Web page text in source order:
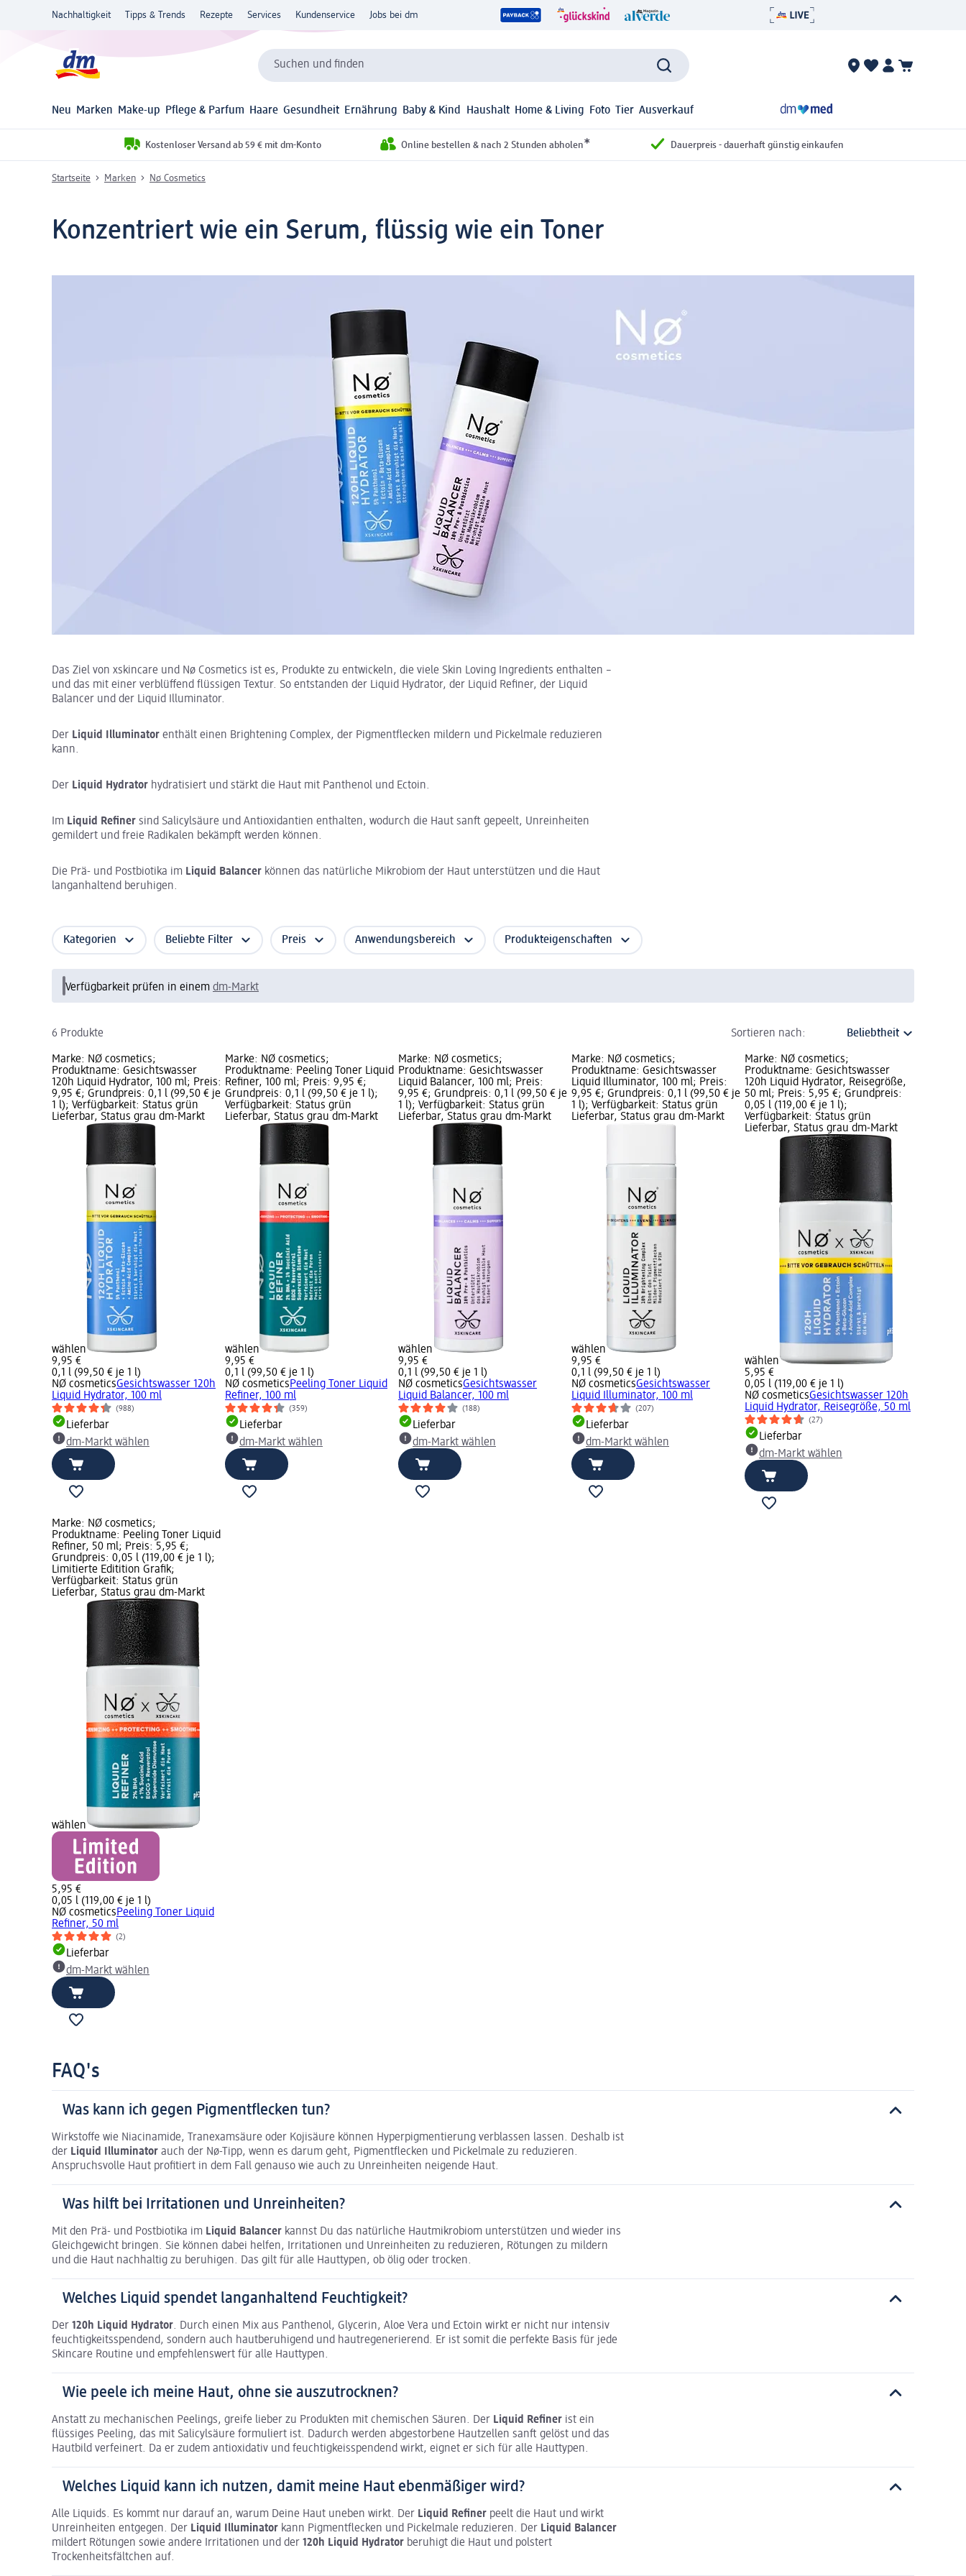
Nachhaltigkeit Tipps & Trends Rezepte Services Kundenservice Jobs bei dm
Suchen und finden
Neu Marken Make-up Pflege & Parfum Haare Gesundheit Ernährung Baby & Kind Haushalt Home & Living Foto Tier Ausverkauf
Kostenloser Versand ab 59 € mit dm-Konto Online bestellen & nach 2 Stunden abholen* Dauerpreis - dauerhaft günstig einkaufen
Startseite Marken Nø Cosmetics
Konzentriert wie ein Serum, flüssig wie ein Toner
Das Ziel von xskincare und Nø Cosmetics ist es, Produkte zu entwickeln, die viele Skin Loving Ingredients enthalten –
und das mit einer verblüffend flüssigen Textur. So entstanden der Liquid Hydrator, der Liquid Refiner, der Liquid
Balancer und der Liquid Illuminator.
Der Liquid Illuminator enthält einen Brightening Complex, der Pigmentflecken mildern und Pickelmale reduzieren
kann.
Der Liquid Hydrator hydratisiert und stärkt die Haut mit Panthenol und Ectoin.
Im Liquid Refiner sind Salicylsäure und Antioxidantien enthalten, wodurch die Haut sanft gepeelt, Unreinheiten
gemildert und freie Radikalen bekämpft werden können.
Die Prä- und Postbiotika im Liquid Balancer können das natürliche Mikrobiom der Haut unterstützen und die Haut
langanhaltend beruhigen.
Kategorien Beliebte Filter Preis Anwendungsbereich Produkteigenschaften
Verfügbarkeit prüfen in einem dm-Markt
6 Produkte Sortieren nach:
Marke: NØ cosmetics;
Produktname: Gesichtswasser
120h Liquid Hydrator, 100 ml; Preis:
9,95 €; Grundpreis: 0,1 l (99,50 € je
1 l); Verfügbarkeit: Status grün
Lieferbar, Status grau dm-Markt
wählen
9,95 €
0,1 l (99,50 € je 1 l)
NØ cosmeticsGesichtswasser 120h
Liquid Hydrator, 100 ml
(988)
Lieferbar
dm-Markt wählen
Marke: NØ cosmetics;
Produktname: Peeling Toner Liquid
Refiner, 100 ml; Preis: 9,95 €;
Grundpreis: 0,1 l (99,50 € je 1 l);
Verfügbarkeit: Status grün
Lieferbar, Status grau dm-Markt
wählen
9,95 €
0,1 l (99,50 € je 1 l)
NØ cosmeticsPeeling Toner Liquid
Refiner, 100 ml
(359)
Lieferbar
dm-Markt wählen
Marke: NØ cosmetics;
Produktname: Gesichtswasser
Liquid Balancer, 100 ml; Preis:
9,95 €; Grundpreis: 0,1 l (99,50 € je
1 l); Verfügbarkeit: Status grün
Lieferbar, Status grau dm-Markt
wählen
9,95 €
0,1 l (99,50 € je 1 l)
NØ cosmeticsGesichtswasser
Liquid Balancer, 100 ml
(188)
Lieferbar
dm-Markt wählen
Marke: NØ cosmetics;
Produktname: Gesichtswasser
Liquid Illuminator, 100 ml; Preis:
9,95 €; Grundpreis: 0,1 l (99,50 € je
1 l); Verfügbarkeit: Status grün
Lieferbar, Status grau dm-Markt
wählen
9,95 €
0,1 l (99,50 € je 1 l)
NØ cosmeticsGesichtswasser
Liquid Illuminator, 100 ml
(207)
Lieferbar
dm-Markt wählen
Marke: NØ cosmetics;
Produktname: Gesichtswasser
120h Liquid Hydrator, Reisegröße,
50 ml; Preis: 5,95 €; Grundpreis:
0,05 l (119,00 € je 1 l);
Verfügbarkeit: Status grün
Lieferbar, Status grau dm-Markt
wählen
5,95 €
0,05 l (119,00 € je 1 l)
NØ cosmeticsGesichtswasser 120h
Liquid Hydrator, Reisegröße, 50 ml
(27)
Lieferbar
dm-Markt wählen
Marke: NØ cosmetics;
Produktname: Peeling Toner Liquid
Refiner, 50 ml; Preis: 5,95 €;
Grundpreis: 0,05 l (119,00 € je 1 l);
Limitierte Editition Grafik;
Verfügbarkeit: Status grün
Lieferbar, Status grau dm-Markt
wählen
5,95 €
0,05 l (119,00 € je 1 l)
NØ cosmeticsPeeling Toner Liquid
Refiner, 50 ml
(2)
Lieferbar
dm-Markt wählen
FAQ's
Was kann ich gegen Pigmentflecken tun?
Wirkstoffe wie Niacinamide, Tranexamsäure oder Kojisäure können Hyperpigmentierung verblassen lassen. Deshalb ist
der Liquid Illuminator auch der Nø-Tipp, wenn es darum geht, Pigmentflecken und Pickelmale zu reduzieren.
Anspruchsvolle Haut profitiert in dem Fall genauso wie auch zu Unreinheiten neigende Haut.
Was hilft bei Irritationen und Unreinheiten?
Mit den Prä- und Postbiotika im Liquid Balancer kannst Du das natürliche Hautmikrobiom unterstützen und wieder ins
Gleichgewicht bringen. Sie können dabei helfen, Irritationen und Unreinheiten zu reduzieren, Rötungen zu mildern
und die Haut nachhaltig zu beruhigen. Das gilt für alle Hauttypen, ob ölig oder trocken.
Welches Liquid spendet langanhaltend Feuchtigkeit?
Der 120h Liquid Hydrator. Durch einen Mix aus Panthenol, Glycerin, Aloe Vera und Ectoin wirkt er nicht nur intensiv
feuchtigkeitsspendend, sondern auch hautberuhigend und hautregenerierend. Er ist somit die perfekte Basis für jede
Skincare Routine und empfehlenswert für alle Hauttypen.
Wie peele ich meine Haut, ohne sie auszutrocknen?
Anstatt zu mechanischen Peelings, greife lieber zu Produkten mit chemischen Säuren. Der Liquid Refiner ist ein
flüssiges Peeling, das mit Salicylsäure formuliert ist. Dadurch werden abgestorbene Hautzellen sanft gelöst und das
Hautbild verfeinert. Da er zudem antioxidativ und feuchtigkeisspendend wirkt, eignet er sich für alle Hauttypen.
Welches Liquid kann ich nutzen, damit meine Haut ebenmäßiger wird?
Alle Liquids. Es kommt nur darauf an, warum Deine Haut uneben wirkt. Der Liquid Refiner peelt die Haut und wirkt
Unreinheiten entgegen. Der Liquid Illuminator kann Pigmentflecken und Pickelmale reduzieren. Der Liquid Balancer
mildert Rötungen sowie andere Irritationen und der 120h Liquid Hydrator beruhigt die Haut und polstert
Trockenheitsfältchen auf.